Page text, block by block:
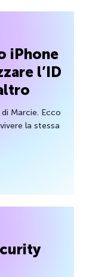
iPhone
l’ID
Marcie. Ecco
la stessa